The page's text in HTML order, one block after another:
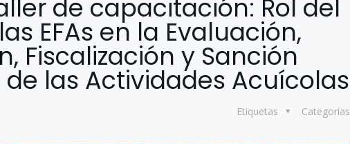
de capacitación: Rol del
EFAs en la Evaluación,
Fiscalización y Sanción
las Actividades Acuícolas
Categorías
Etiquetas